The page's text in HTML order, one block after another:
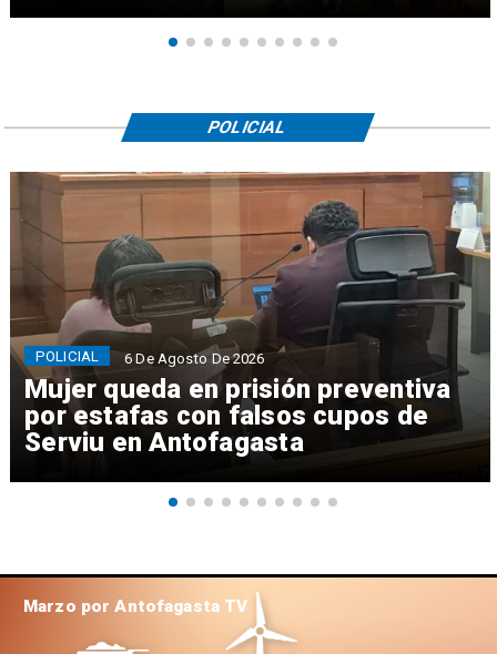
Mujer queda en prisión preventiva
por estafas con falsos cupos de
Serviu en Antofagasta
POLICIAL 6 De Agosto De 2026
POLICIAL
Marzo por Antofagasta TV